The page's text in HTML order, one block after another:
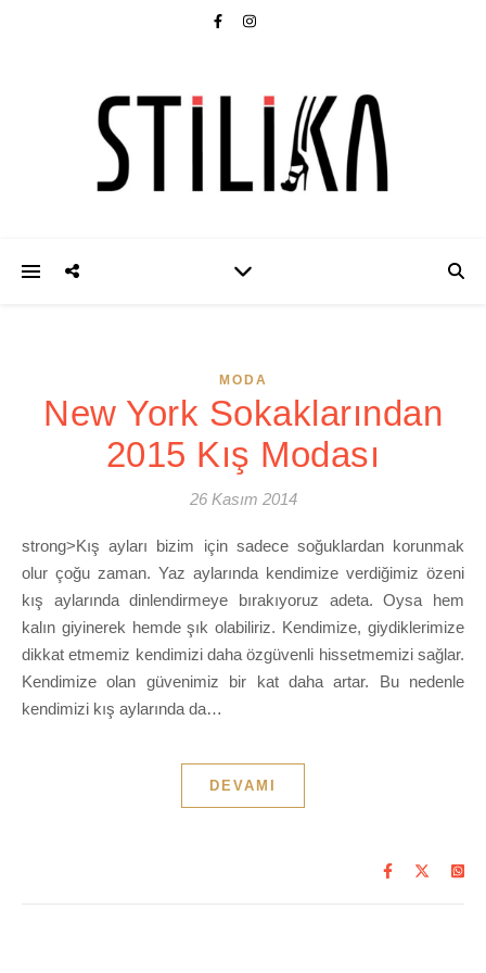
MODA
New York Sokaklarından
2015 Kış Modası
26 Kasım 2014
strong>Kış ayları bizim için sadece soğuklardan korunmak
olur çoğu zaman. Yaz aylarında kendimize verdiğimiz özeni
kış aylarında dinlendirmeye bırakıyoruz adeta. Oysa hem
kalın giyinerek hemde şık olabiliriz. Kendimize, giydiklerimize
dikkat etmemiz kendimizi daha özgüvenli hissetmemizi sağlar.
Kendimize olan güvenimiz bir kat daha artar. Bu nedenle
kendimizi kış aylarında da…
DEVAMI